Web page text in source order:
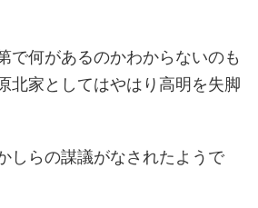
で何があるのかわからないのも
北家としてはやはり高明を失脚
しらの謀議がなされたようで